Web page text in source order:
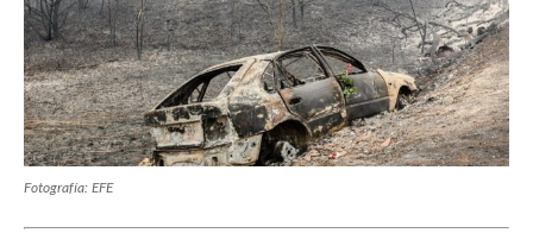
Fotografía: EFE